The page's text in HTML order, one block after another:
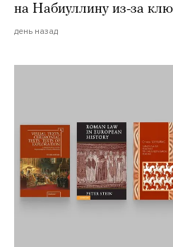
на Набиуллину из-за
день назад